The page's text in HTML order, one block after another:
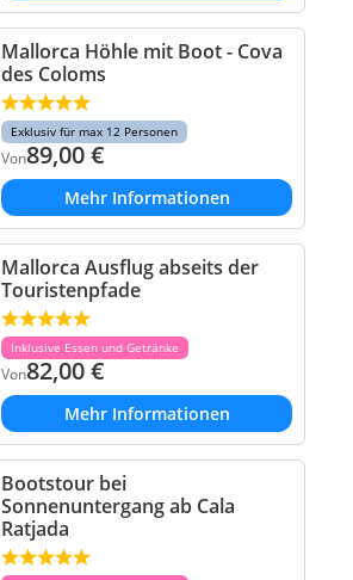
Mallorca Höhle mit Boot - Cova
des Coloms
Exklusiv für max 12 Personen
Von89,00€
Mehr Informationen
Mallorca Ausflug abseits der
Touristenpfade
Inklusive Essen und Getränke
Von82,00€
Mehr Informationen
Bootstour bei
Sonnenuntergang ab Cala
Ratjada